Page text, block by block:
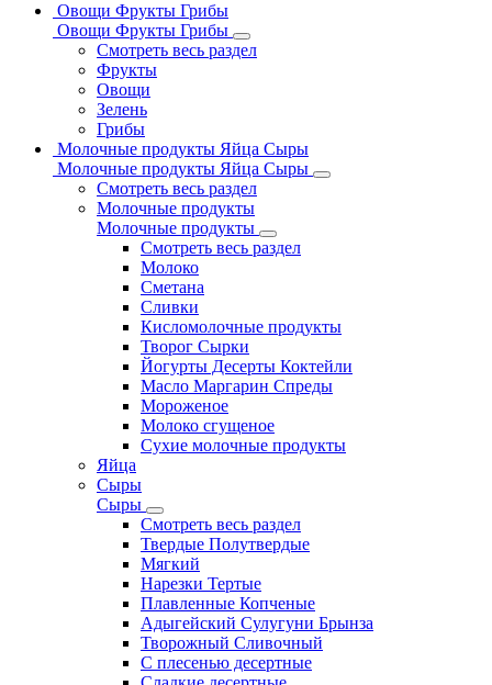
Овощи Фрукты Грибы
Овощи Фрукты Грибы
Смотреть весь раздел
Фрукты
Овощи
Зелень
Грибы
Молочные продукты Яйца Сыры
Молочные продукты Яйца Сыры
Смотреть весь раздел
Молочные продукты
Молочные продукты
Смотреть весь раздел
Молоко
Сметана
Сливки
Кисломолочные продукты
Творог Сырки
Йогурты Десерты Коктейли
Масло Маргарин Спреды
Мороженое
Молоко сгущеное
Сухие молочные продукты
Яйца
Сыры
Сыры
Смотреть весь раздел
Твердые Полутвердые
Мягкий
Нарезки Тертые
Плавленные Копченые
Адыгейский Сулугуни Брынза
Творожный Сливочный
С плесенью десертные